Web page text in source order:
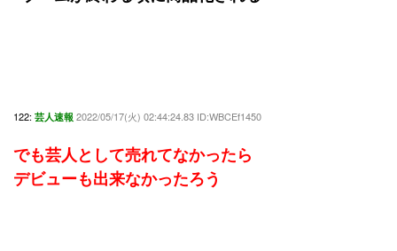
122: 芸人速報 2022/05/17(火) 02:44:24.83 ID:WBCEf1450
でも芸人として売れてなかったら
デビューも出来なかったろう